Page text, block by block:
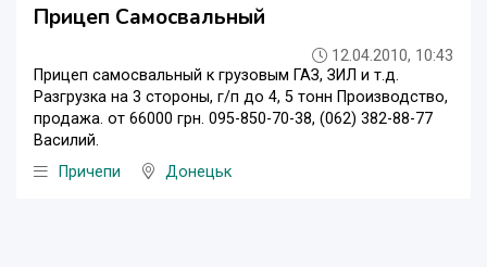
Прицеп Самосвальный
12.04.2010, 10:43
Прицеп самосвальный к грузовым ГАЗ, ЗИЛ и т.д.
Разгрузка на 3 стороны, г/п до 4, 5 тонн Производство,
продажа. от 66000 грн. 095-850-70-38, (062) 382-88-77
Василий.
Причепи
Донецьк